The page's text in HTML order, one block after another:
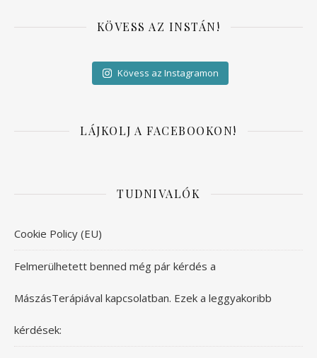
KÖVESS AZ INSTÁN!
Kövess az Instagramon
LÁJKOLJ A FACEBOOKON!
TUDNIVALÓK
Cookie Policy (EU)
Felmerülhetett benned még pár kérdés a
MászásTerápiával kapcsolatban. Ezek a leggyakoribb
kérdések: